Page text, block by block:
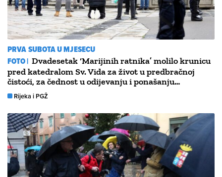
PRVA SUBOTA U MJESECU
FOTO | Dvadesetak ‘Marijinih ratnika’ molilo krunicu
pred katedralom Sv. Vida za život u predbračnoj
čistoći, za čednost u odijevanju i ponašanju…
Rijeka i PGŽ